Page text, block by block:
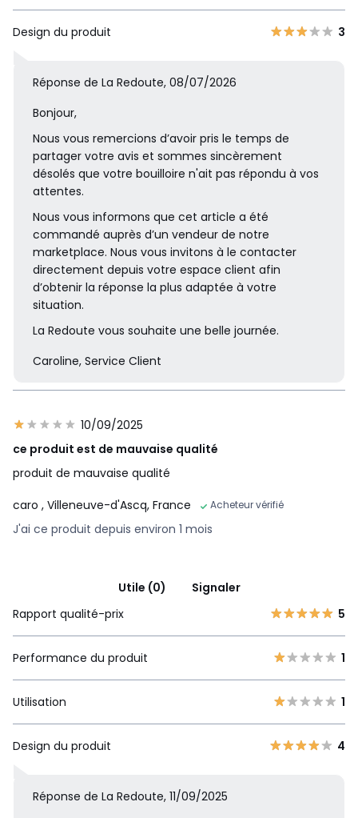
Design du produit 3
Réponse de La Redoute, 08/07/2026
Bonjour,
Nous vous remercions d’avoir pris le temps de
partager votre avis et sommes sincèrement
désolés que votre bouilloire n'ait pas répondu à vos
attentes.
Nous vous informons que cet article a été
commandé auprès d’un vendeur de notre
marketplace. Nous vous invitons à le contacter
directement depuis votre espace client afin
d’obtenir la réponse la plus adaptée à votre
situation.
La Redoute vous souhaite une belle journée.
Caroline, Service Client
10/09/2025
ce produit est de mauvaise qualité
produit de mauvaise qualité
caro , Villeneuve-d'Ascq, France Acheteur vérifié
J'ai ce produit depuis environ 1 mois
Utile (0)
Signaler
Rapport qualité-prix
5
Performance du produit 1
Utilisation 1
Design du produit 4
Réponse de La Redoute, 11/09/2025